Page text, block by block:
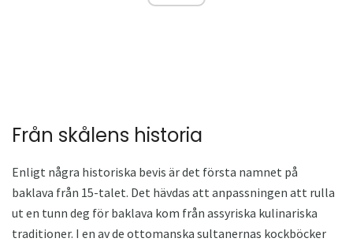
Från skålens historia
Enligt några historiska bevis är det första namnet på
baklava från 15-talet. Det hävdas att anpassningen att rulla
ut en tunn deg för baklava kom från assyriska kulinariska
traditioner. I en av de ottomanska sultanernas kockböcker